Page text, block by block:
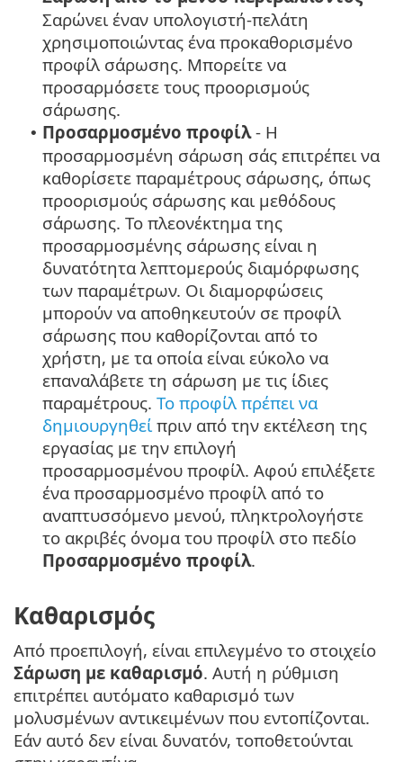
Σαρώνει έναν υπολογιστή-πελάτη
χρησιμοποιώντας ένα προκαθορισμένο
προφίλ σάρωσης. Μπορείτε να
προσαρμόσετε τους προορισμούς
σάρωσης.
• Προσαρμοσμένο προφίλ- Η
προσαρμοσμένη σάρωση σάς επιτρέπει να
καθορίσετε παραμέτρους σάρωσης, όπως
προορισμούς σάρωσης και μεθόδους
σάρωσης. Το πλεονέκτημα της
προσαρμοσμένης σάρωσης είναι η
δυνατότητα λεπτομερούς διαμόρφωσης
των παραμέτρων. Οι διαμορφώσεις
μπορούν να αποθηκευτούν σε προφίλ
σάρωσης που καθορίζονται από το
χρήστη, με τα οποία είναι εύκολο να
επαναλάβετε τη σάρωση με τις ίδιες
παραμέτρους. Το προφίλ πρέπει να
δημιουργηθεί πριν από την εκτέλεση της
εργασίας με την επιλογή
προσαρμοσμένου προφίλ. Αφού επιλέξετε
ένα προσαρμοσμένο προφίλ από το
αναπτυσσόμενο μενού, πληκτρολογήστε
το ακριβές όνομα του προφίλ στο πεδίο
Προσαρμοσμένο προφίλ.
Καθαρισμός
Από προεπιλογή, είναι επιλεγμένο το στοιχείο
Σάρωση με καθαρισμό. Αυτή η ρύθμιση
επιτρέπει αυτόματο καθαρισμό των
μολυσμένων αντικειμένων που εντοπίζονται.
Εάν αυτό δεν είναι δυνατόν, τοποθετούνται